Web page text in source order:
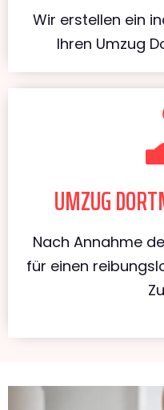
Wir erstellen ein
Ihren Umzug
UMZUG
Nach Annahme
für einen